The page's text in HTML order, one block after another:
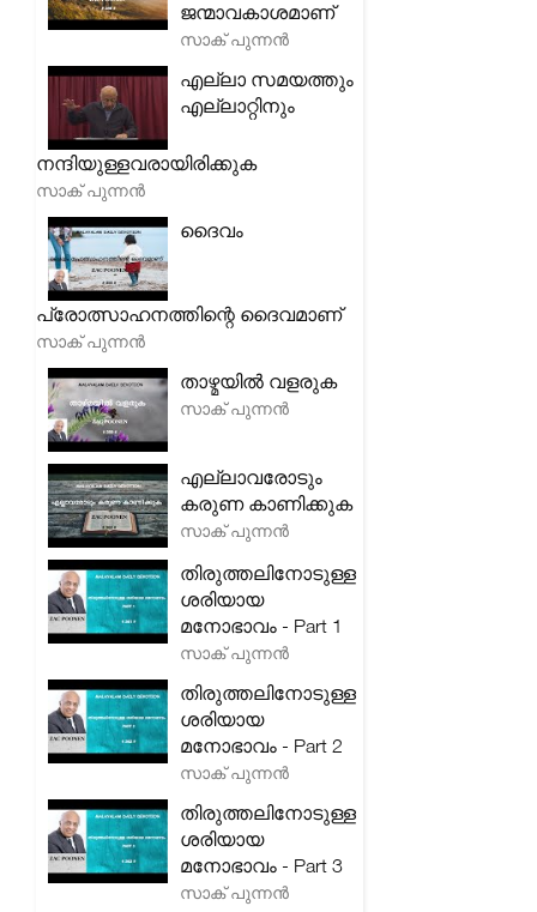
ജന്മാവകാശമാണ്
സാക് പുന്നൻ
എല്ലാ സമയത്തും
എല്ലാറ്റിനും
നന്ദിയുള്ളവരായിരിക്കുക
സാക് പുന്നൻ
ദൈവം
പ്രോത്സാഹനത്തിന്റെ ദൈവമാണ്
സാക് പുന്നൻ
താഴ്മയിൽ വളരുക
സാക് പുന്നൻ
എല്ലാവരോടും
കരുണ കാണിക്കുക
സാക് പുന്നൻ
തിരുത്തലിനോടുള്ള
ശരിയായ
മനോഭാവം - Part 1
സാക് പുന്നൻ
തിരുത്തലിനോടുള്ള
ശരിയായ
മനോഭാവം - Part 2
സാക് പുന്നൻ
തിരുത്തലിനോടുള്ള
ശരിയായ
മനോഭാവം - Part 3
സാക് പുന്നൻ